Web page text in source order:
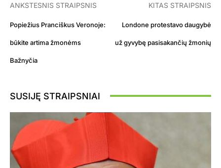
ANKSTESNIS STRAIPSNIS
Popiežius Pranciškus Veronoje:
būkite artima žmonėms
Bažnyčia
KITAS STRAIPSNIS
Londone protestavo daugybė
už gyvybę pasisakančių žmonių
SUSIJĘ STRAIPSNIAI